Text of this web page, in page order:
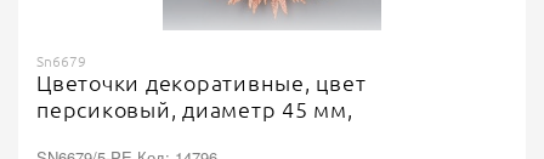
Sn6679
Цветочки декоративные, цвет
персиковый, диаметр 45 мм,